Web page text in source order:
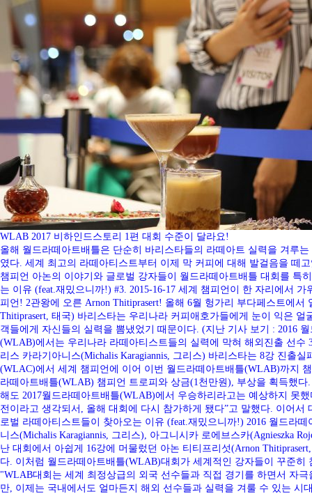
WLAB 2017 비하인드스토리 1편 대회 수준이 달라요!
올해 월드라떼아트배틀은 단순히 바리스타들의 라떼아트 실력을 겨루
였다. 세계 최고의 라떼아티스트부터 이제 막 커피에 대해 발걸음을 떼
챔피언 아논의 이야기와 글로벌 강자들이 월드라떼아트배틀 대회를 특
는 이유 (feat.재밌으니까!) #3. 2015-16-17 세계 챔피언이 한 자리에서
피언! 2관왕에 오른 Arnon Thitiprasert! 올해 6월 헝가리 부다페스트에
Thitiprasert, 태국) 바리스타는 우리나라 커피애호가들에게 눈이 익은
객들에게 자신들의 실력을 뽐냈었기 때문이다. (지난 기사 보기 : 2016
(WLAB)에서는 우리나라 라떼아티스트들의 실력에 막혀 해외진출 선수
리스 카라기아니스(Michalis Karagiannis, 그리스) 바리스타는 8강 진출
(WLAC)에서 세계 챔피언에 이어 이번 월드라떼아트배틀(WLAB)까지
라떼아트배틀(WLAB) 챔피언 트로피와 상금(1천만원), 부상을 획득했
해도 2017월드라떼아트배틀(WLAB)에서 우승하리라고는 예상하지 못
전이라고 생각되서, 올해 대회에 다시 참가하게 됐다”고 말했다. 이어
로벌 라떼아티스트들이 찾아오는 이유 (feat.재밌으니까!) 2016 월드라
니스(Michalis Karagiannis, 그리스), 아그니시카 로에브스카(Agnieszka
난 대회에서 아쉽게 16강에 머물렀던 아논 티티프리섯(Arnon
다. 이처럼 월드라떼아트배틀(WLAB)대회가 세계적인 강자들이 꾸준
"WLAB대회는 세계 최정상급의 외국 선수들과 직접 경기를 하면서 자
만, 이제는 국내에서도 얼마든지 해외 선수들과 실력을 겨룰 수 있는